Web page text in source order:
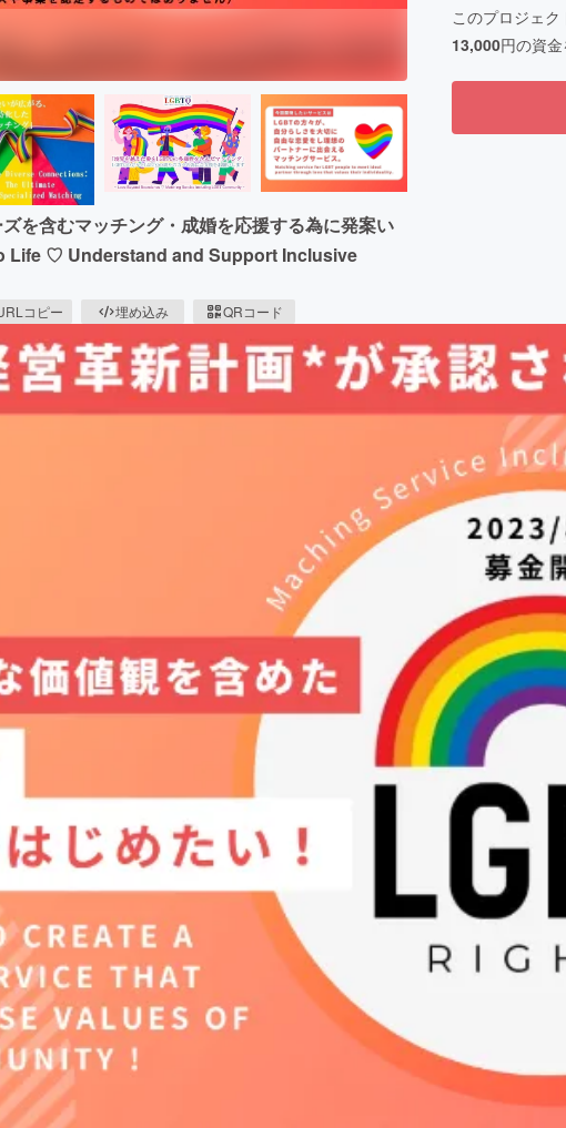
を含むマッチング・成婚を応援する為に発案い
Life ♡ Understand and Support Inclusive
コピー 埋め込み QRコード
このプロジェク
13,000円の資金